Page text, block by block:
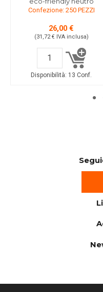
Confezione: 250 PEZZI
26,00 €
(31,72 € IVA inclusa)
Disponibilità: 13 Conf.